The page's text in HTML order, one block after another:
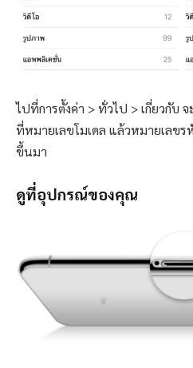
ไปที่การตั้งค่า > ทั่วไป > เกี่ยวกับ
ที่หมายเลขโมเดล แล้วหมายเลขร
ขึ้นมา
ดูที่อุปกรณ์ของคุณ